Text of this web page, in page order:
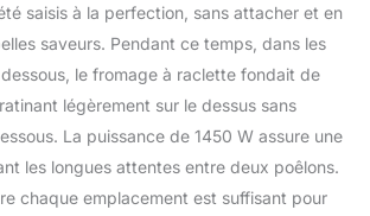
saisis à la perfection, sans attacher et en
saveurs. Pendant ce temps, dans les
le fromage à raclette fondait de
légèrement sur le dessus sans
La puissance de 1450 W assure une
les longues attentes entre deux poêlons.
chaque emplacement est suffisant pour